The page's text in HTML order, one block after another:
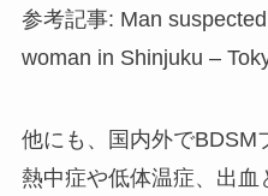
参考記事: Man
woman in Shinjuku –
他にも、国内外でBDSM
熱中症や低体温症、出